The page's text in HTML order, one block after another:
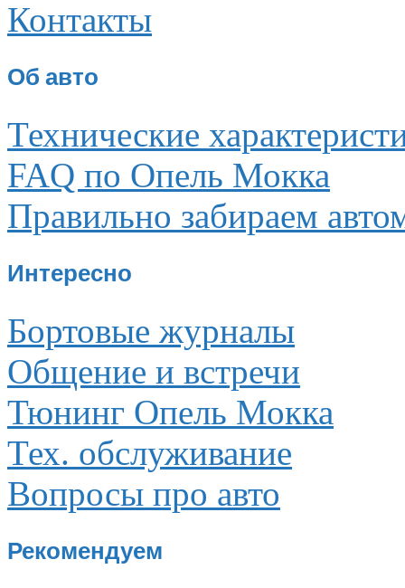
Контакты
Об авто
Технические
FAQ по Опель Мокка
Правильно забираем
Интересно
Бортовые журналы
Общение и встречи
Тюнинг Опель Мокка
Тех. обслуживание
Вопросы про авто
Рекомендуем